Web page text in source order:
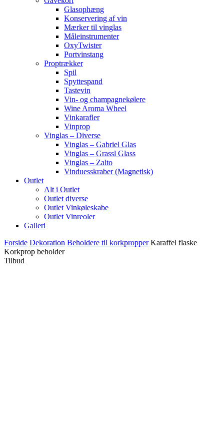
Glasophæng
Konservering af vin
Mærker til vinglas
Måleinstrumenter
OxyTwister
Portvinstang
Proptrækker
Spil
Spyttespand
Tastevin
Vin- og champagnekølere
Wine Aroma Wheel
Vinkarafler
Vinprop
Vinglas – Diverse
Vinglas – Gabriel Glas
Vinglas – Grassl Glass
Vinglas – Zalto
Vinduesskraber (Magnetisk)
Outlet
Alt i Outlet
Outlet diverse
Outlet Vinkøleskabe
Outlet Vinreoler
Galleri
Forside Dekoration Beholdere til korkpropper Karaffel flaske
Korkprop beholder
Tilbud